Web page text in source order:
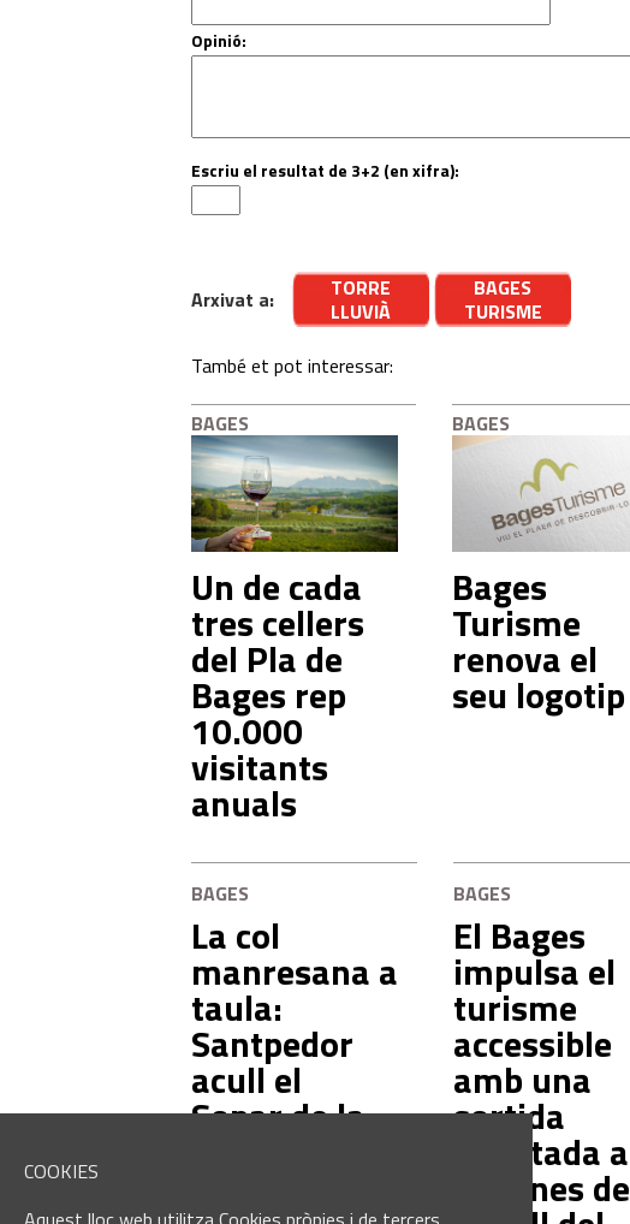
COOKIES
Opinió:
Escriu el resultat de 3+2 (en xifra):
Arxivat a:
TORRE
LLUVIÀ
BAGES
TURISME
També et pot interessar:
BAGES
Un de cada
tres cellers
del Pla de
Bages rep
10.000
visitants
anuals
BAGES
Bages
Turisme
renova el
seu logotip
BAGES
La col
manresana a
taula:
Santpedor
acull el
Sopar de la
BAGES
El Bages
impulsa el
turisme
accessible
amb una
sortida
adaptada a
les tines de